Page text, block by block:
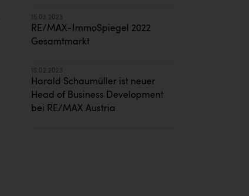
15.03.2023
RE/MAX-ImmoSpiegel 2022
Gesamtmarkt
15.02.2023
Harald Schaumüller ist neuer
Head of Business Development
bei RE/MAX Austria